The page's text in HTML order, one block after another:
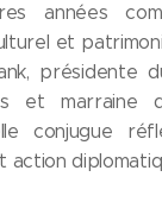
années
et
présidente
et marraine
conjugue
action